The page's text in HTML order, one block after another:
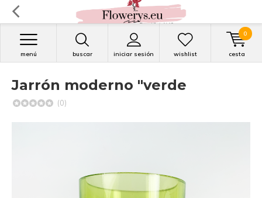
buscar iniciar sesión
menú wishlist cesta
0
Jarrón moderno "verde
(0)